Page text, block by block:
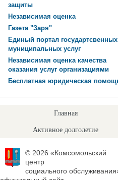
защиты
Независимая оценка
Газета "Заря"
Единый портал
муниципальных услуг
Независимая оценка качества
оказания услуг организациями
Бесплатная юридическая
Главная
Активное долголетие
© 2026 «Комсомольский
центр
социального